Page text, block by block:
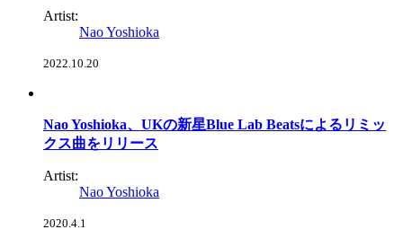
Artist:
Nao Yoshioka
2022.10.20
Nao Yoshioka、UKの新星Blue Lab Beatsによるリミッ
クス曲をリリース
Artist:
Nao Yoshioka
2020.4.1